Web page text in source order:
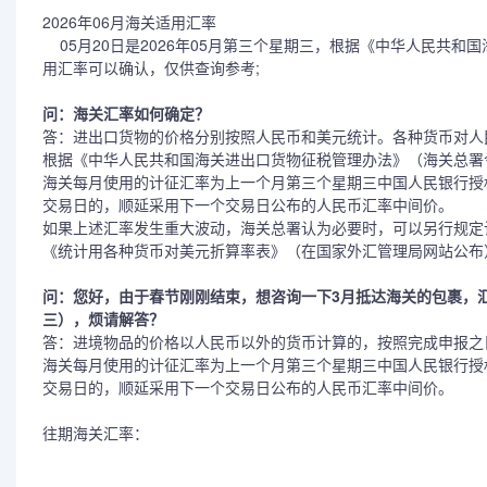
2026年06月海关适用汇率
05月20日是2026年05月第三个星期三，根据《中华人民共和
用汇率可以确认，仅供查询参考;
问：海关汇率如何确定？
答：进出口货物的价格分别按照人民币和美元统计。各种货币对
根据《中华人民共和国海关进出口货物征税管理办法》（海关总
海关每月使用的计征汇率为上一个月第三个星期三中国人民银行
交易日的，顺延采用下一个交易日公布的人民币汇率中间价。
如果上述汇率发生重大波动，海关总署认为必要时，可以另行规
《统计用各种货币对美元折算率表》（在国家外汇管理局网站公
问：您好，由于春节刚刚结束，想咨询一下3月抵达海关的包裹
三），烦请解答？
答：进境物品的价格以人民币以外的货币计算的，按照完成申报
海关每月使用的计征汇率为上一个月第三个星期三中国人民银行
交易日的，顺延采用下一个交易日公布的人民币汇率中间价。
往期海关汇率：